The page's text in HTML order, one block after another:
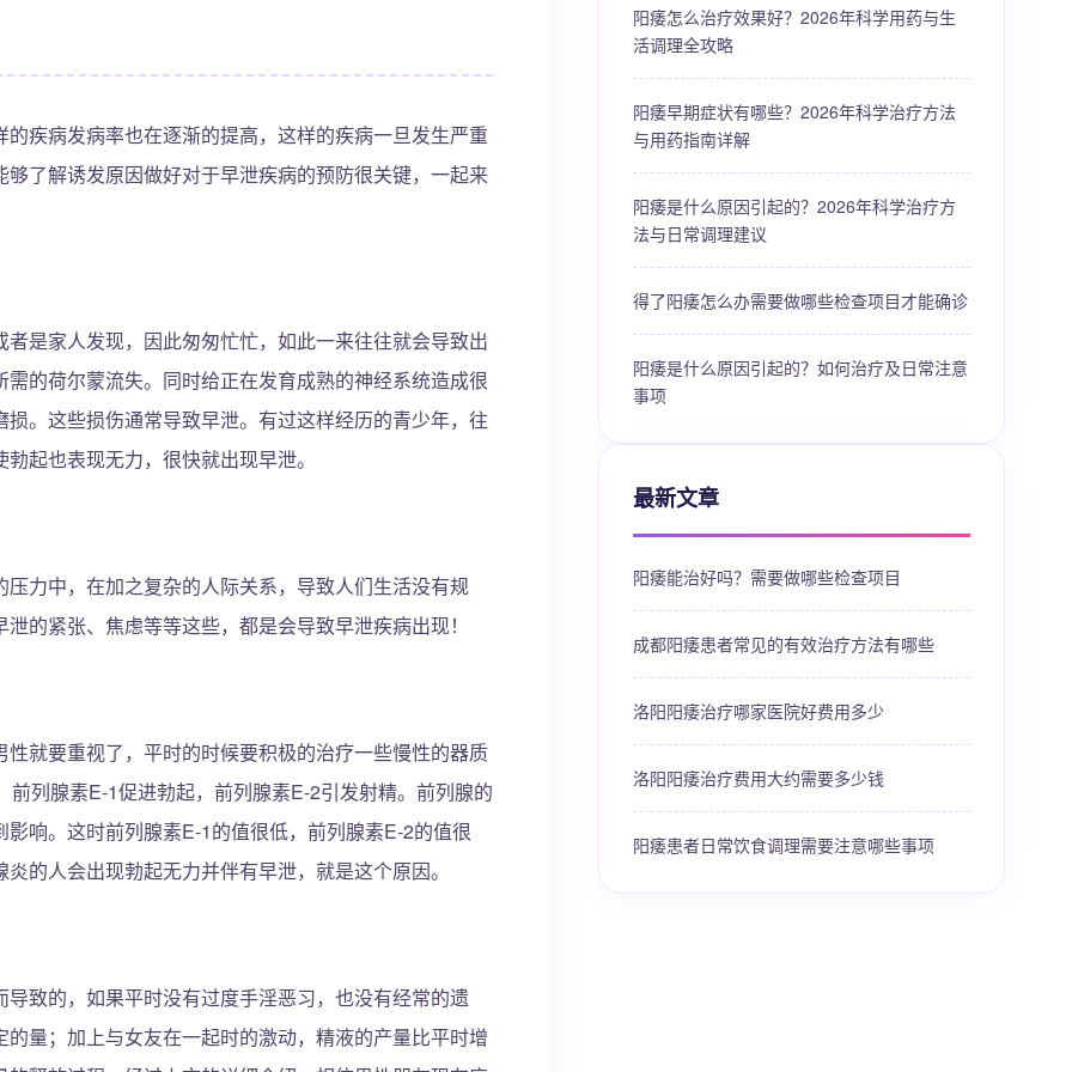
疾病发病率也在逐渐的提高，这样的疾病一旦发生严重
了解诱发原因做好对于早泄疾病的预防很关键，一起来
是家人发现，因此匆匆忙忙，如此一来往往就会导致出
的荷尔蒙流失。同时给正在发育成熟的神经系统造成很
。这些损伤通常导致早泄。有过这样经历的青少年，往
起也表现无力，很快就出现早泄。
力中，在加之复杂的人际关系，导致人们生活没有规
的紧张、焦虑等等这些，都是会导致早泄疾病出现！
就要重视了，平时的时候要积极的治疗一些慢性的器质
列腺素E-1促进勃起，前列腺素E-2引发射精。前列腺的
响。这时前列腺素E-1的值很低，前列腺素E-2的值很
的人会出现勃起无力并伴有早泄，就是这个原因。
致的，如果平时没有过度手淫恶习，也没有经常的遗
量；加上与女友在一起时的激动，精液的产量比平时增
阳痿怎么治疗效果好？2026年科学用药与生
活调理全攻略
阳痿早期症状有哪些？2026年科学治疗方法
与用药指南详解
阳痿是什么原因引起的？2026年科学治疗方
法与日常调理建议
得了阳痿怎么办需要做哪些检查项目才能确诊
阳痿是什么原因引起的？如何治疗及日常注意
事项
最新文章
阳痿能治好吗？需要做哪些检查项目
成都阳痿患者常见的有效治疗方法有哪些
洛阳阳痿治疗哪家医院好费用多少
洛阳阳痿治疗费用大约需要多少钱
阳痿患者日常饮食调理需要注意哪些事项